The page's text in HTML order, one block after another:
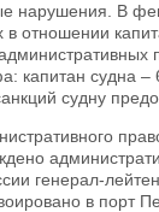
нарушения. В
отношении
капитан судна
судну
генерал-
в порт